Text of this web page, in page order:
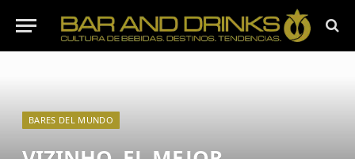
BARES DEL MUNDO